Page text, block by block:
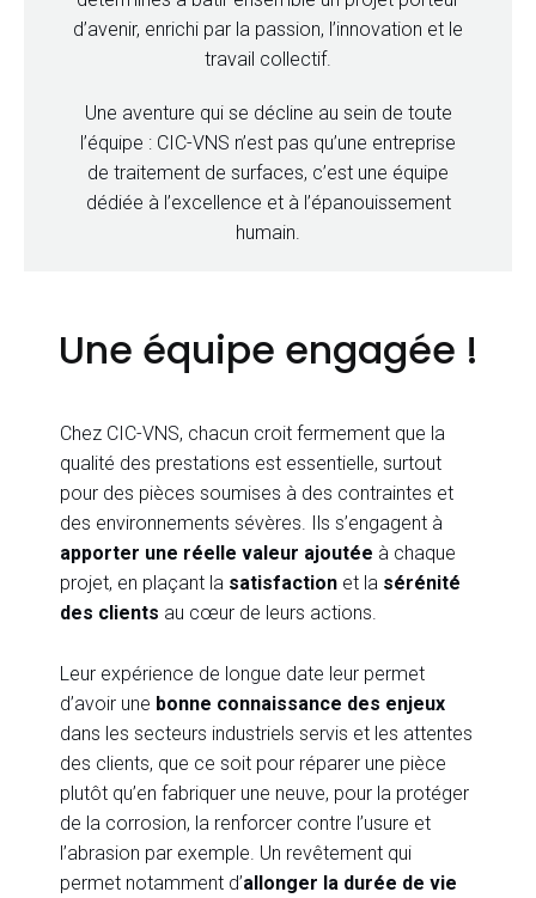
d’avenir, enrichi par la passion, l’innovation et le
travail collectif.
Une aventure qui se décline au sein de toute
l’équipe : CIC-VNS n’est pas qu’une entreprise
de traitement de surfaces, c’est une équipe
dédiée à l’excellence et à l’épanouissement
humain.
Une équipe engagée !
Chez CIC-VNS, chacun croit fermement que la
qualité des prestations est essentielle, surtout
pour des pièces soumises à des contraintes et
des environnements sévères. Ils s’engagent à
apporter une réelle valeur ajoutée à chaque
projet, en plaçant la satisfaction et la sérénité
des clients au cœur de leurs actions.
Leur expérience de longue date leur permet
d’avoir une bonne connaissance des enjeux
dans les secteurs industriels servis et les attentes
des clients, que ce soit pour réparer une pièce
plutôt qu’en fabriquer une neuve, pour la protéger
de la corrosion, la renforcer contre l’usure et
l’abrasion par exemple. Un revêtement qui
permet notamment d’allonger la durée de vie